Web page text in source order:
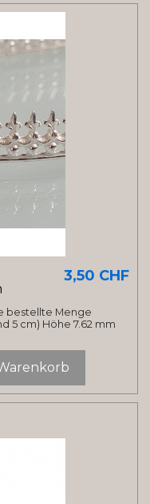
3,50 CHF
bestellte Menge
5 cm) Höhe 7.62 mm